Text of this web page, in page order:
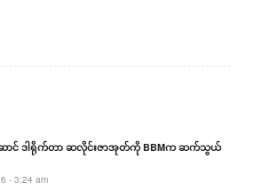
ောင် ဒါရိုက်တာ ဆလိုင်းဇာအုတ်ကို BBMက ဆက်သွယ်
- 3:24 am